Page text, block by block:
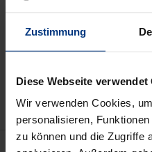
Zustimmung
Diese Webseite verwendet
Wir verwenden Cookies,
personalisieren,
zu können und die Zugriffe
In
Hinweise zu Versandkosten
Beschreibung